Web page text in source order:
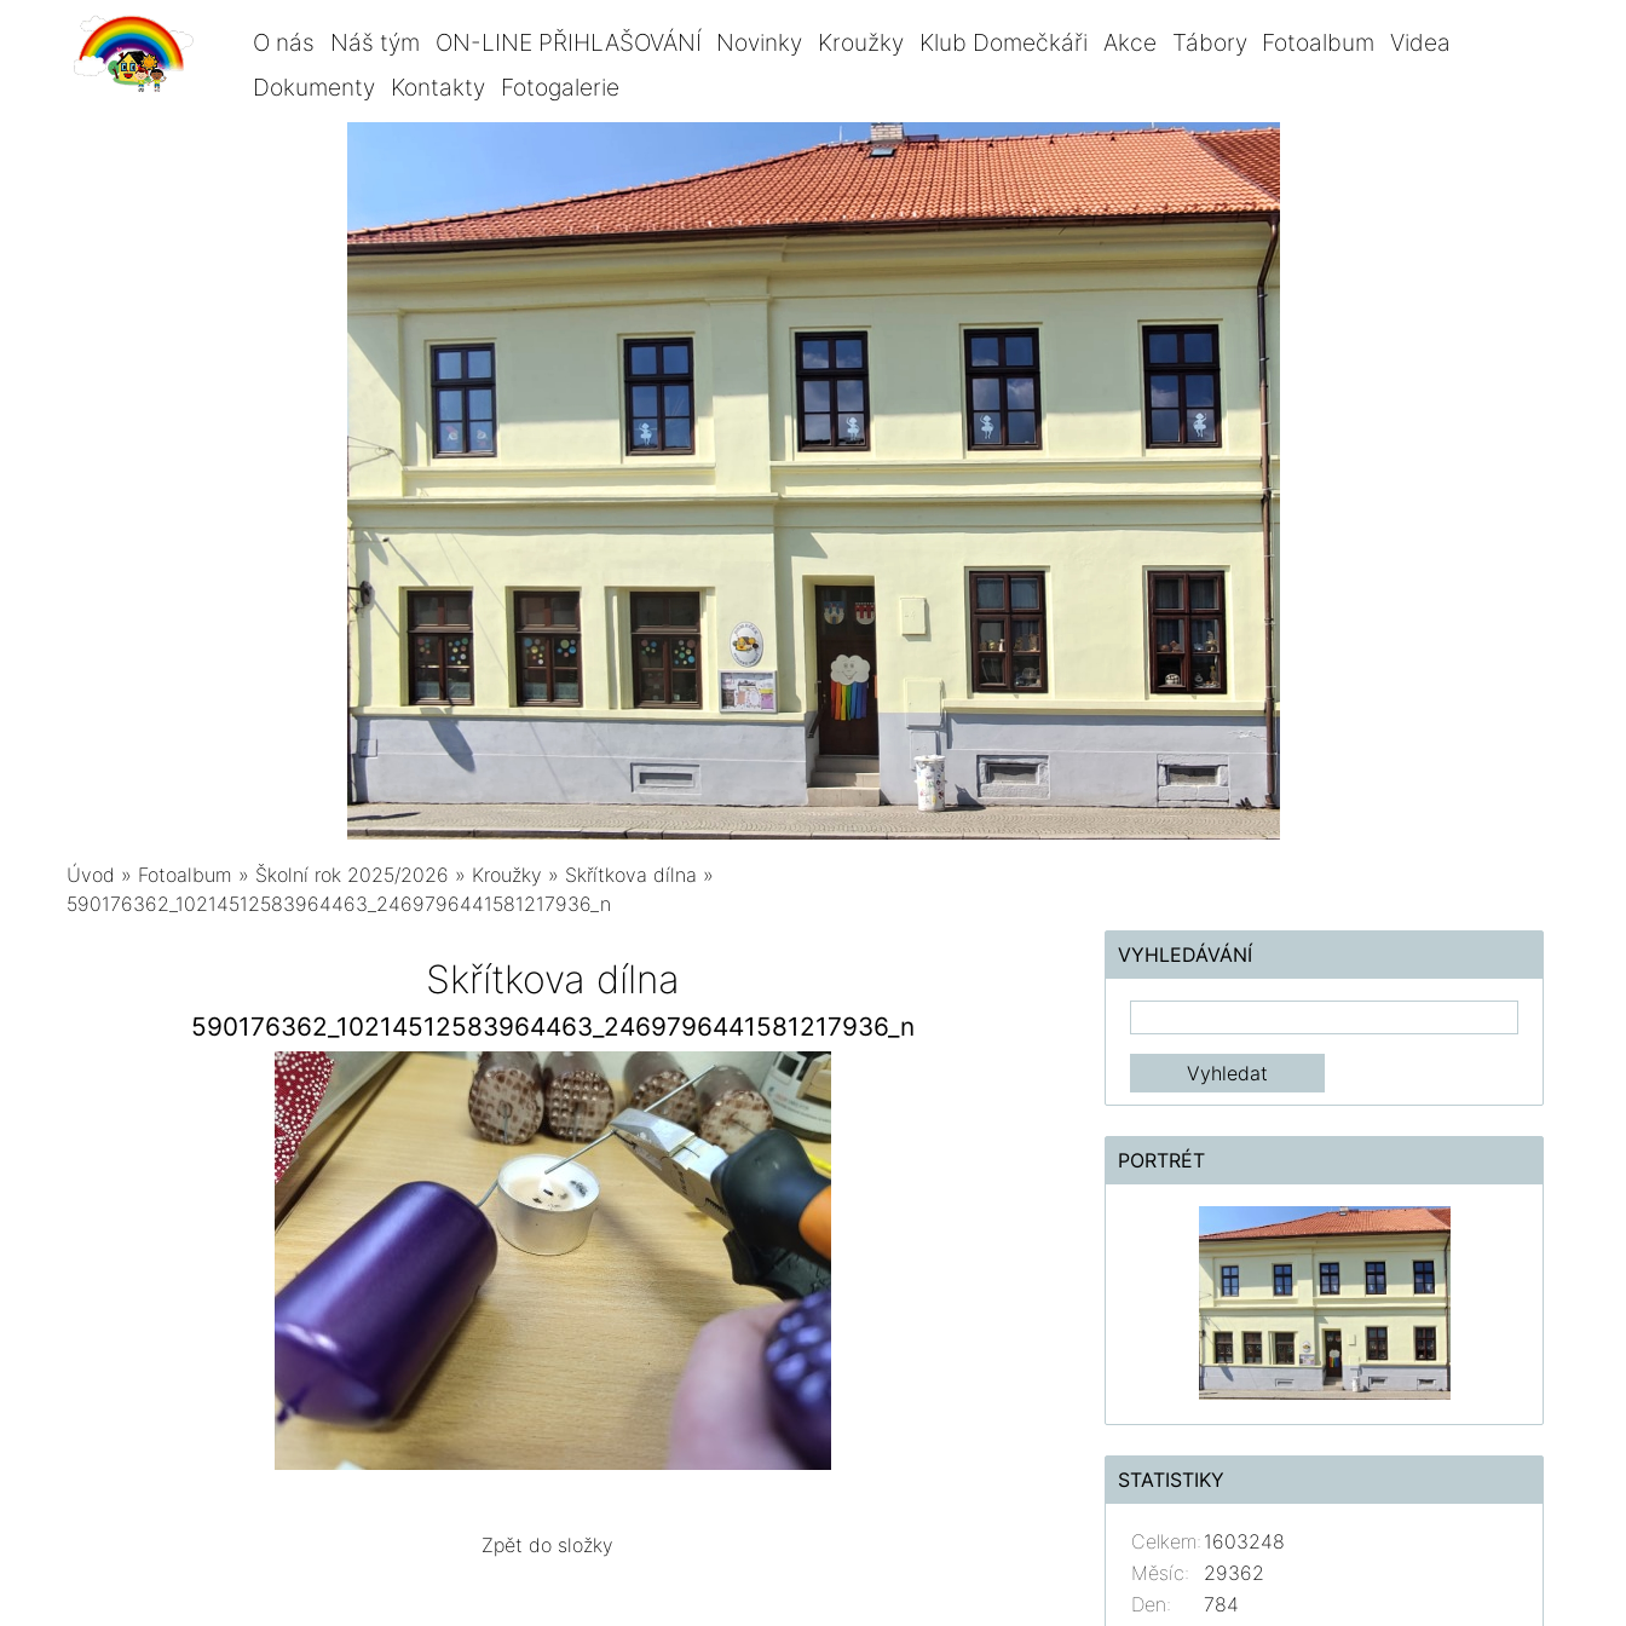
O nás Náš tým ON-LINE PŘIHLAŠOVÁNÍ Novinky Kroužky Klub Domečkáři Akce Tábory Fotoalbum Videa
Dokumenty
Kontakty Fotogalerie
Úvod » Fotoalbum » Školní rok 2025/2026 » Kroužky » Skřítkova dílna »
590176362_10214512583964463_2469796441581217936_n
Skřítkova dílna
590176362_10214512583964463_2469796441581217936_n
Zpět do složky
VYHLEDÁVÁNÍ
PORTRÉT
STATISTIKY
Celkem: 1603248
Měsíc:
29362
Den:
784